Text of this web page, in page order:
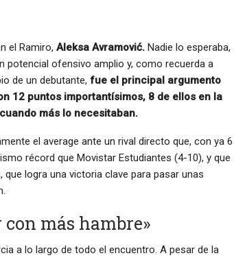
el Ramiro, Aleksa Avramović. Nadie lo esperaba,
potencial ofensivo amplio y, como recuerda a
de un debutante, fue el principal argumento
12 puntos importantísimos, 8 de ellos en la
más lo necesitaban.
el average ante un rival directo que, con ya 6
récord que Movistar Estudiantes (4-10), y que
logra una victoria clave para pasar unas
con más hambre»
a lo largo de todo el encuentro. A pesar de la